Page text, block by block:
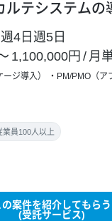
ルテシステムの
週4日 週5日
1,100,000円 / 月
ジ導入） PM/PMO（ア
業員100人以上
の案件を紹介してもらう
(受託サービス)